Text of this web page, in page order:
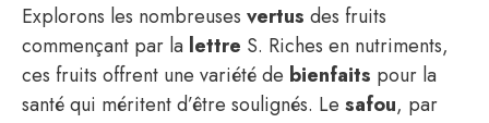
Explorons les nombreuses vertus des fruits
commençant par la lettre S. Riches en nutriments,
ces fruits offrent une variété de bienfaits pour la
santé qui méritent d’être soulignés. Le safou, par